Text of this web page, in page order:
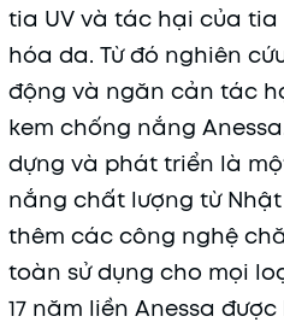
Mã khuyến mãi:
Điều kiện:
tia UV và tác hại của
hóa da. Từ đó nghiên
động và ngăn cản tác
kem chống nắng
dựng và phát triển là
nắng chất lượng từ
thêm các công nghệ
toàn sử dụng cho mọi
17 năm liền Anessa